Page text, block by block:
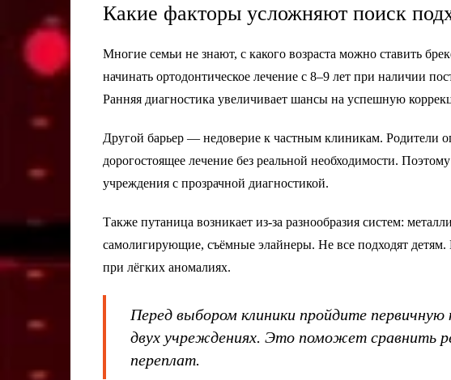
Какие факторы усложняют поиск
Многие семьи не знают, с какого возраста можно ставить
начинать ортодонтическое лечение с 8–9 лет при наличии
Ранняя диагностика увеличивает шансы на успешную
Другой барьер — недоверие к частным клиникам. Родители
дорогостоящее лечение без реальной необходимости.
учреждения с прозрачной диагностикой.
Также путаница возникает из-за разнообразия систем:
самолигирующие, съёмные элайнеры. Не все подходят
при лёгких аномалиях.
Перед выбором клиники пройдите
двух учреждениях. Это поможет сравнить
переплат.